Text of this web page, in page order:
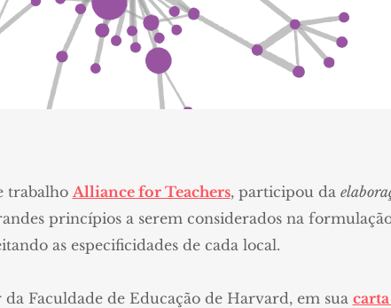
trabalho Alliance for Teachers, participou da
princípios a serem considerados na
as especificidades de cada local.
Faculdade de Educação de Harvard, em sua